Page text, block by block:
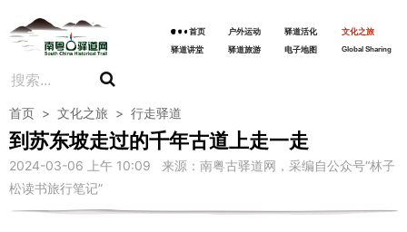
首页 户外运动 驿道活化
文化之旅
驿道讲堂
驿道旅游 电子地图 Global Sharing
首页 > 文化之旅 > 行走驿道
到苏东坡走过的千年古道上走一走
2024-03-06 上午 10:09 来源：南粤古驿道网，采编自公众号“林子
松读书旅行笔记”